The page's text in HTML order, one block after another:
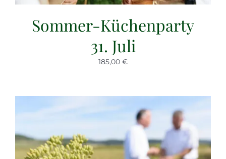
Sommer-Küchenparty
31. Juli
185,00 €